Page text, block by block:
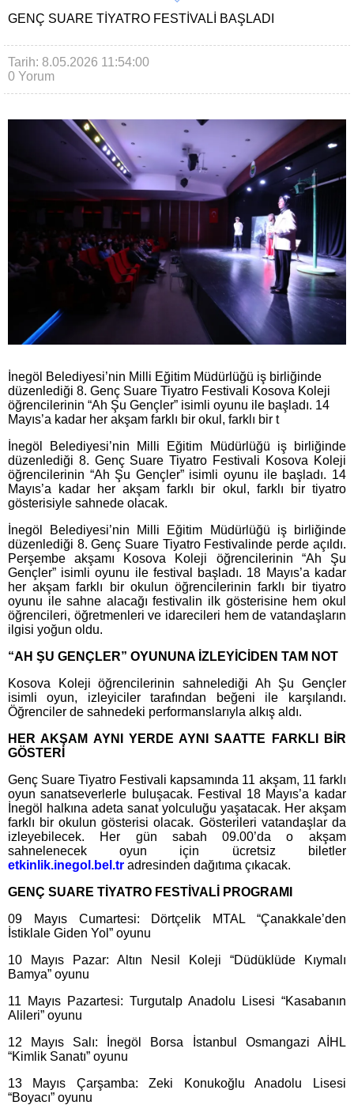
GENÇ SUARE TIYATRO FESTIVALI BAŞLADI
Tarih: 8.05.2026 11:54:00
0 Yorum
İnegöl Belediyesi’nin Milli Eğitim Müdürlüğü iş birliğinde
düzenlediği 8. Genç Suare Tiyatro Festivali Kosova Koleji
öğrencilerinin “Ah Şu Gençler” isimli oyunu ile başladı. 14
Mayıs’a kadar her akşam farklı bir okul, farklı bir t
İnegöl Belediyesi’nin Milli Eğitim Müdürlüğü iş birliğinde
düzenlediği 8. Genç Suare Tiyatro Festivali Kosova Koleji
öğrencilerinin “Ah Şu Gençler” isimli oyunu ile başladı. 14
Mayıs’a kadar her akşam farklı bir okul, farklı bir tiyatro
gösterisiyle sahnede olacak.
İnegöl Belediyesi’nin Milli Eğitim Müdürlüğü iş birliğinde
düzenlediği 8. Genç Suare Tiyatro Festivalinde perde açıldı.
Perşembe akşamı Kosova Koleji öğrencilerinin “Ah Şu
Gençler” isimli oyunu ile festival başladı. 18 Mayıs’a kadar
her akşam farklı bir okulun öğrencilerinin farklı bir tiyatro
oyunu ile sahne alacağı festivalin ilk gösterisine hem okul
öğrencileri, öğretmenleri ve idarecileri hem de vatandaşların
ilgisi yoğun oldu.
“AH ŞU GENÇLER” OYUNUNA İZLEYİCİDEN TAM NOT
Kosova Koleji öğrencilerinin sahnelediği Ah Şu Gençler
isimli oyun, izleyiciler tarafından beğeni ile karşılandı.
Öğrenciler de sahnedeki performanslarıyla alkış aldı.
HER AKŞAM AYNI YERDE AYNI SAATTE FARKLI BİR
GÖSTERİ
Genç Suare Tiyatro Festivali kapsamında 11 akşam, 11 farklı
oyun sanatseverlerle buluşacak. Festival 18 Mayıs’a kadar
İnegöl halkına adeta sanat yolculuğu yaşatacak. Her akşam
farklı bir okulun gösterisi olacak. Gösterileri vatandaşlar da
izleyebilecek. Her gün sabah 09.00’da o akşam
sahnelenecek oyun için ücretsiz biletler
etkinlik.inegol.bel.tr adresinden dağıtıma çıkacak.
GENÇ SUARE TİYATRO FESTİVALİ PROGRAMI
09 Mayıs Cumartesi: Dörtçelik MTAL “Çanakkale’den
İstiklale Giden Yol” oyunu
10 Mayıs Pazar: Altın Nesil Koleji “Düdüklüde Kıymalı
Bamya” oyunu
11 Mayıs Pazartesi: Turgutalp Anadolu Lisesi “Kasabanın
Alileri” oyunu
12 Mayıs Salı: İnegöl Borsa İstanbul Osmangazi AİHL
“Kimlik Sanatı” oyunu
13 Mayıs Çarşamba: Zeki Konukoğlu Anadolu Lisesi
“Boyacı” oyunu